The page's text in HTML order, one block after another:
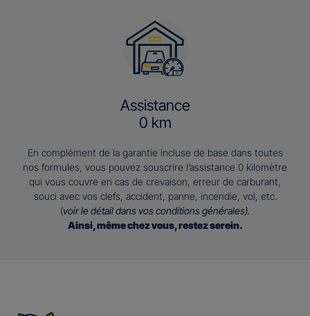
Assistance
0 km
En complément de la garantie incluse de base dans toutes
nos formules, vous pouvez souscrire l’assistance 0 kilomètre
qui vous couvre en cas de crevaison, erreur de carburant,
souci avec vos clefs, accident, panne, incendie, vol, etc.
(voir le détail dans vos conditions générales).
Ainsi, même chez vous, restez serein.